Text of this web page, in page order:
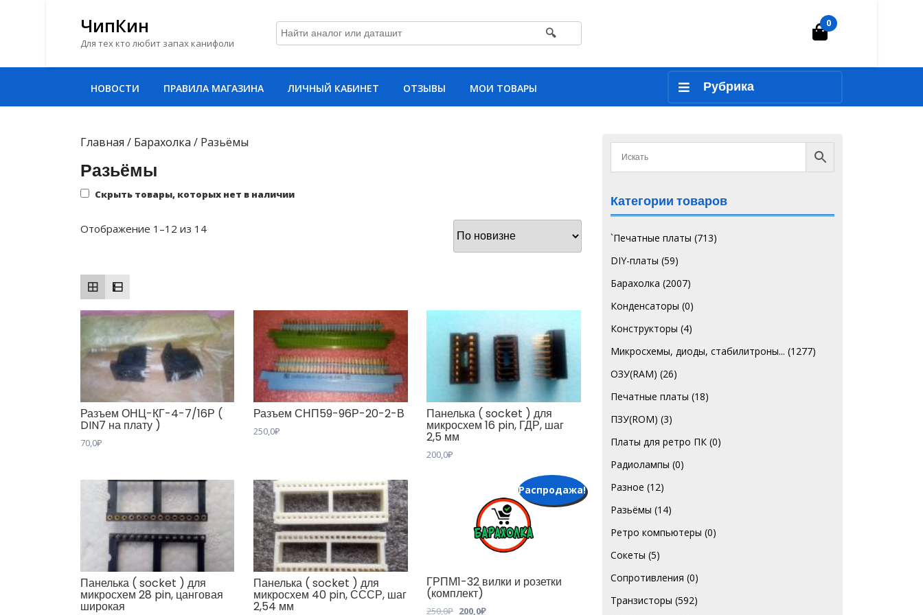
содержимому
ЧипКин
Для тех кто любит запах канифоли
🔍 Корзина
0
НОВОСТИ ПРАВИЛА МАГАЗИНА ЛИЧНЫЙ КАБИНЕТ ОТЗЫВЫ МОИ ТОВАРЫ Рубрика
Главная / Барахолка / Разьёмы
Разьёмы
Скрыть товары, которых нет в наличии
Отображение 1–12 из 14Сортировка:
Разъем ОНЦ-КГ-4-7/16Р (
DIN7 на плату )
70,0₽
Разъем СНП59-96Р-20-2-В
250,0₽
Панелька ( socket ) для
микросхем 16 pin, ГДР, шаг
2,5 мм
200,0₽
Панелька ( socket ) для
микросхем 28 pin, цанговая
широкая
Панелька ( socket ) для
микросхем 40 pin, СССР, шаг
2,54 мм
Распродажа!
ГРПМ1-32 вилки и розетки
(комплект)
250,0₽ Первоначальная
200,0₽Текущая
Категории товаров
`Печатные платы (713)
DIY-платы (59)
Барахолка (2007)
Конденсаторы (0)
Конструкторы (4)
Микросхемы, диоды, стабилитроны... (1277)
ОЗУ(RAM) (26)
Печатные платы (18)
ПЗУ(ROM) (3)
Платы для ретро ПК (0)
Радиолампы (0)
Разное (12)
Разьёмы (14)
Ретро компьютеры (0)
Сокеты (5)
Сопротивления (0)
Транзисторы (592)